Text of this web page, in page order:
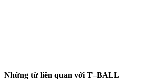
Những từ liên quan với T–BALL